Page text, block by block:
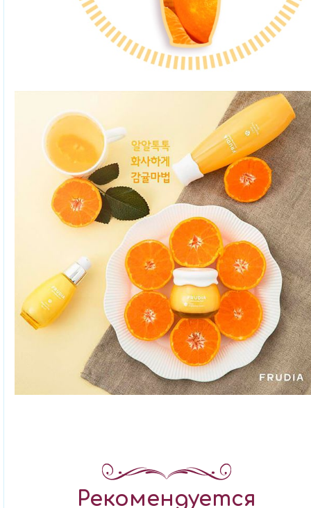
Рекомендуется